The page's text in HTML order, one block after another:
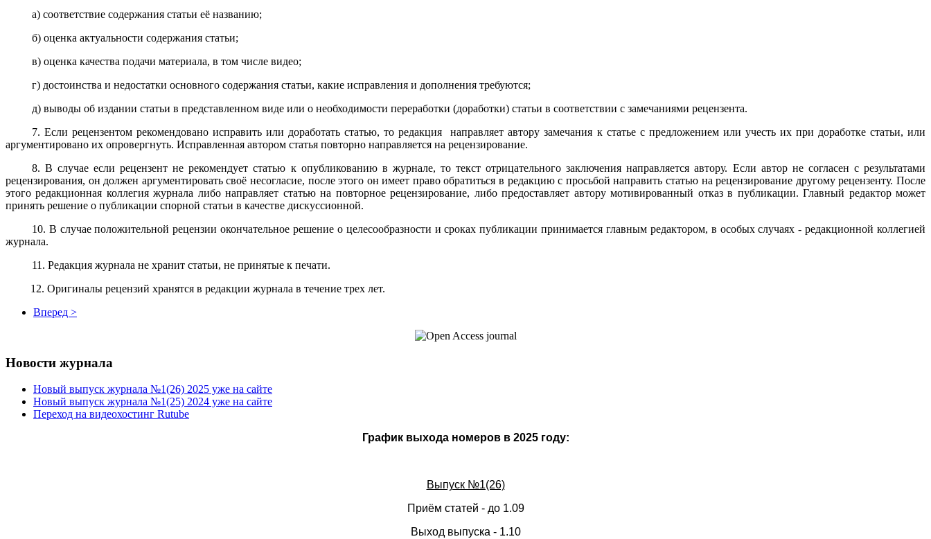
а) соответствие содержания статьи её названию;
б) оценка актуальности содержания статьи;
в) оценка качества подачи материала, в том числе видео;
г) достоинства и недостатки основного содержания статьи, какие исправления и дополнения требуются;
д) выводы об издании статьи в представленном виде или о необходимости переработки (доработки) статьи в соответствии с замечаниями рецензента.
7. Если рецензентом рекомендовано исправить или доработать статью, то редакция
направляет автору замечания к статье с предложением или учесть их при доработке статьи, или
аргументировано их опровергнуть. Исправленная автором статья повторно направляется на рецензирование.
8. В случае если рецензент не рекомендует статью к опубликованию в журнале, то текст отрицательного заключения направляется автору. Если автор не согласен с результатами
рецензирования, он должен аргументировать своё несогласие, после этого он имеет право обратиться в редакцию с просьбой направить статью на рецензирование другому рецензенту. После
этого редакционная коллегия журнала либо направляет статью на повторное рецензирование, либо предоставляет автору мотивированный отказ в публикации. Главный редактор может
принять решение о публикации спорной статьи в качестве дискуссионной.
10. В случае положительной рецензии окончательное решение о целесообразности и сроках публикации принимается главным редактором, в особых случаях - редакционной коллегией
журнала.
11. Редакция журнала не хранит статьи, не принятые к печати.
12. Оригиналы рецензий хранятся в редакции журнала в течение трех лет.
Вперед >
Новости журнала
Новый выпуск журнала №1(26) 2025 уже на сайте
Новый выпуск журнала №1(25) 2024 уже на сайте
Переход на видеохостинг Rutube
График выхода номеров в 2025 году:
Выпуск №1(26)
Приём статей - до 1.09
Выход выпуска - 1.10